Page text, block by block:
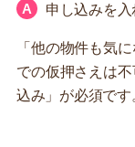
申し込みを入
「他の物件も気
での仮押さえは
込み」が必須です